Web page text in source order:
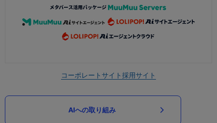
コーポレートサイト採用サイト
AIへの取り組み